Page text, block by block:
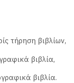
τήρηση βιβλίων,
βιβλία,
βιβλία.